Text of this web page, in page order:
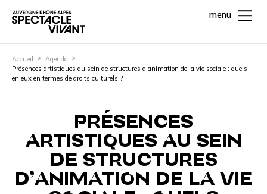
menu
Accueil
Agenda
Présences artistiques au sein de structures d’animation de la vie sociale : quels
enjeux en termes de droits culturels ?
PRÉSENCES
ARTISTIQUES AU SEIN
DE STRUCTURES
D’ANIMATION DE LA VIE